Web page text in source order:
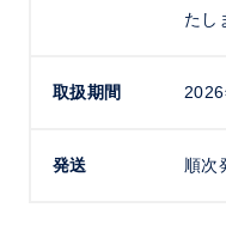
たし
取扱期間
発送 順次